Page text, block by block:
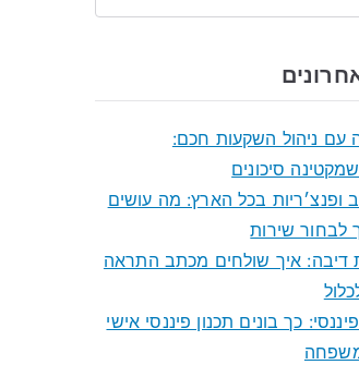
עם ניהול השקעות חכם:
סיכונים
ופנצ׳ריות בכל הארץ: מה עושים
לבחור שירות
דיבה: איך שולחים מכתב התראה
פיננסי: כך בונים תכנון פיננסי אישי